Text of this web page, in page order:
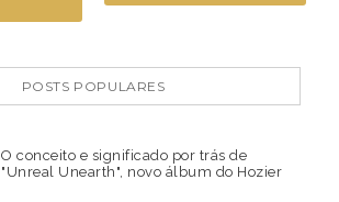
POSTS POPULARES
O conceito e significado por trás de
"Unreal Unearth", novo álbum do Hozier